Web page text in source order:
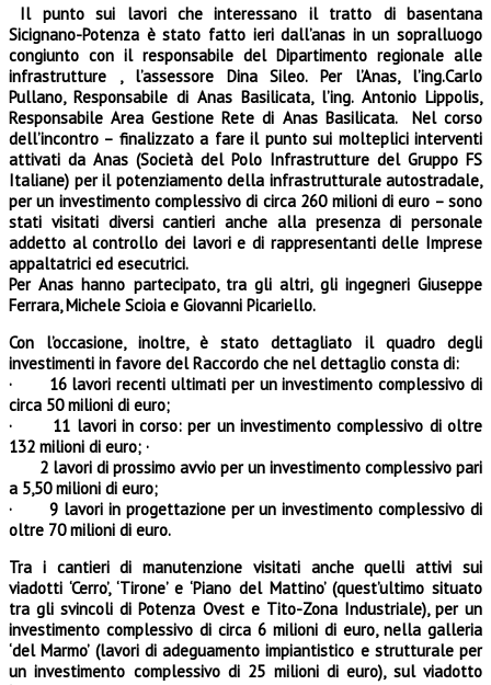
Il punto sui lavori che interessano il tratto di basentana
Sicignano-Potenza è stato fatto ieri dall’anas in un sopralluogo
congiunto con il responsabile del Dipartimento regionale alle
infrastrutture , l’assessore Dina Sileo. Per l’Anas, l’ing.Carlo
Pullano, Responsabile di Anas Basilicata, l’ing. Antonio Lippolis,
Responsabile Area Gestione Rete di Anas Basilicata. Nel corso
dell’incontro – finalizzato a fare il punto sui molteplici interventi
attivati da Anas (Società del Polo Infrastrutture del Gruppo FS
Italiane) per il potenziamento della infrastrutturale autostradale,
per un investimento complessivo di circa 260 milioni di euro – sono
stati visitati diversi cantieri anche alla presenza di personale
addetto al controllo dei lavori e di rappresentanti delle Imprese
appaltatrici ed esecutrici.
Per Anas hanno partecipato, tra gli altri, gli ingegneri Giuseppe
Ferrara, Michele Scioia e Giovanni Picariello.
Con l’occasione, inoltre, è stato dettagliato il quadro degli
investimenti in favore del Raccordo che nel dettaglio consta di:
· 16 lavori recenti ultimati per un investimento complessivo di
circa 50 milioni di euro;
· 11 lavori in corso: per un investimento complessivo di oltre
132 milioni di euro; ·
2 lavori di prossimo avvio per un investimento complessivo pari
a 5,50 milioni di euro;
· 9 lavori in progettazione per un investimento complessivo di
oltre 70 milioni di euro.
Tra i cantieri di manutenzione visitati anche quelli attivi sui
viadotti ‘Cerro’, ‘Tirone’ e ‘Piano del Mattino’ (quest’ultimo situato
tra gli svincoli di Potenza Ovest e Tito-Zona Industriale), per un
investimento complessivo di circa 6 milioni di euro, nella galleria
‘del Marmo’ (lavori di adeguamento impiantistico e strutturale per
un investimento complessivo di 25 milioni di euro), sul viadotto